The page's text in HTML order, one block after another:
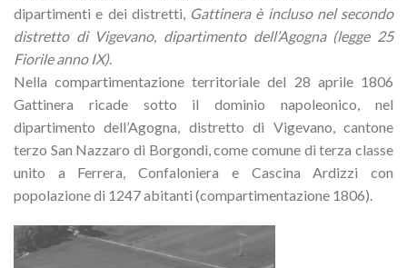
dipartimenti e dei distretti, Gattinera è incluso nel secondo
distretto di Vigevano, dipartimento dell’Agogna (legge 25
Fiorile anno IX).
Nella compartimentazione territoriale del 28 aprile 1806
Gattinera ricade sotto il dominio napoleonico, nel
dipartimento dell’Agogna, distretto di Vigevano, cantone
terzo San Nazzaro di Borgondi, come comune di terza classe
unito a Ferrera, Confaloniera e Cascina Ardizzi con
popolazione di 1247 abitanti (compartimentazione 1806).